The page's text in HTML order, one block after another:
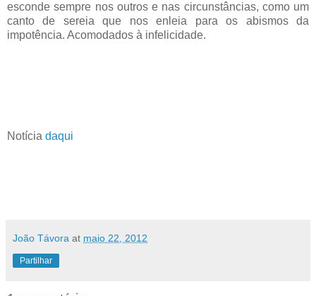
esconde sempre nos outros e nas circunstâncias, como um
canto de sereia que nos enleia para os abismos da
impotência. Acomodados à infelicidade.
Notícia daqui
João Távora at maio 22, 2012
Partilhar